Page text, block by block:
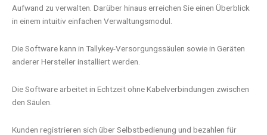
Aufwand zu verwalten. Darüber hinaus erreichen Sie einen Überblick
in einem intuitiv einfachen Verwaltungsmodul.
Die Software kann in Tallykey-Versorgungssäulen sowie in Geräten
anderer Hersteller installiert werden.
Die Software arbeitet in Echtzeit ohne Kabelverbindungen zwischen
den Säulen.
Kunden registrieren sich über Selbstbedienung und bezahlen für